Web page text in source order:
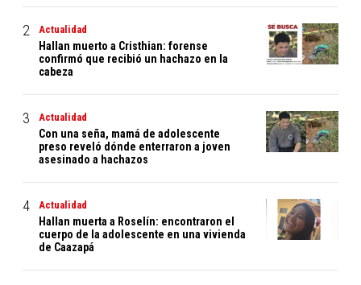
Actualidad
Hallan muerto a Cristhian: forense
confirmó que recibió un hachazo en la
cabeza
Actualidad
Con una seña, mamá de adolescente
preso reveló dónde enterraron a joven
asesinado a hachazos
Actualidad
Hallan muerta a Roselín: encontraron el
cuerpo de la adolescente en una vivienda
de Caazapá